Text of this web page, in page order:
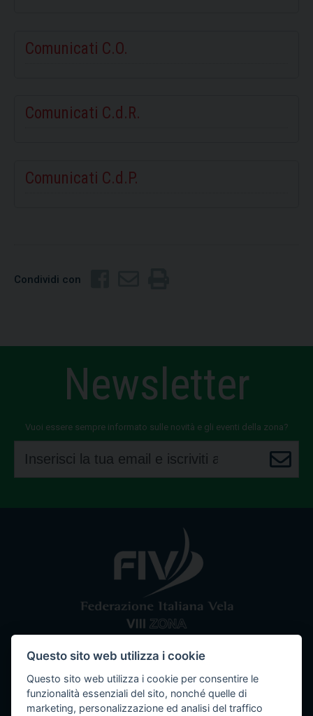
Comunicati C.O.
Comunicati C.d.R.
Comunicati C.d.P.
Condividi con
Newsletter
Vuoi essere sempre informato sulle novità e gli eventi della zona?
Comitato VIII ZonaFederazione Italiana Vela
Tel / Fax: 080 5351067 Email: segreteria@ottavazona.org
ottavazona@pec.itStadio della Vittoria, 4 Bari (BA) - 70123
Questo sito web utilizza i cookie
Questo sito web utilizza i cookie per consentire le
funzionalità essenziali del sito, nonché quelle di
marketing, personalizzazione ed analisi del traffico